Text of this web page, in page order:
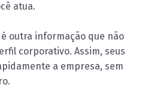
atua.
outra informação que não
corporativo. Assim, seus
a empresa, sem